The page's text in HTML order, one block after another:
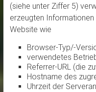
(siehe unter Ziffer 5)
erzeugten
Website wie
Browser-Typ/-
verwendetes
Referrer-URL (die
Hostname des
Uhrzeit der